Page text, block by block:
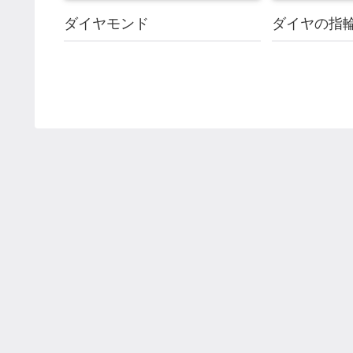
ダイヤモンド ダイヤの指